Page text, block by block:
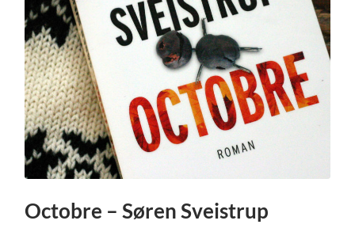
Octobre – Søren Sveistrup